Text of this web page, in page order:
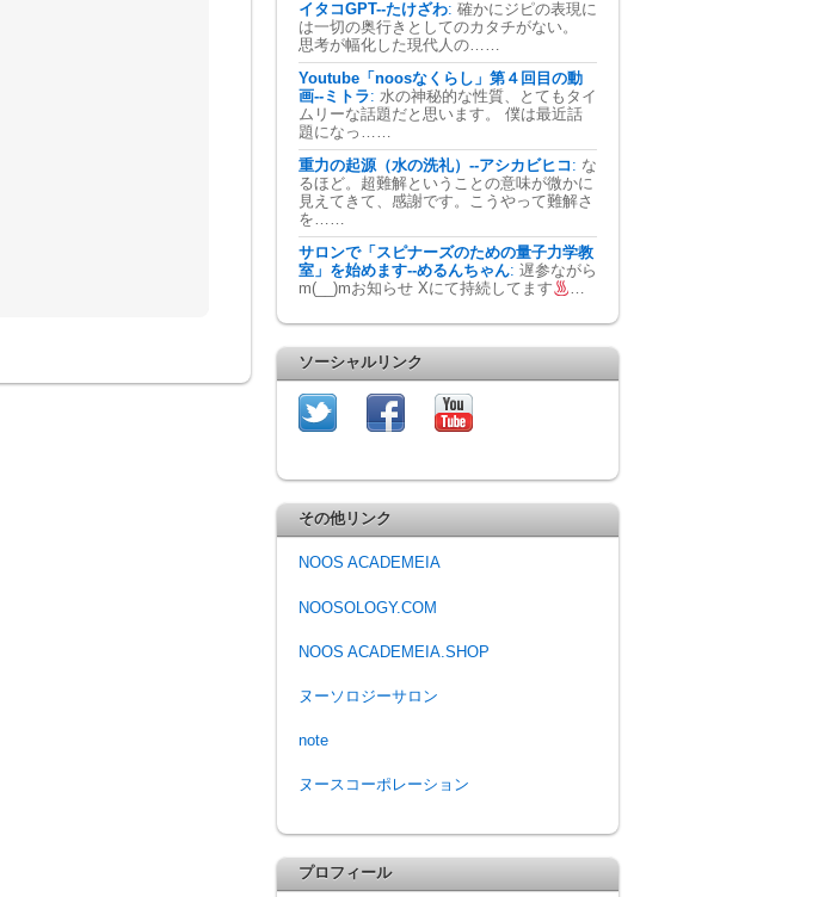
イタコGPT--たけざわ: 確かにジピの表現に
は一切の奥行きとしてのカタチがない。
思考が幅化した現代人の……
Youtube「noosなくらし」第４回目の動
画--ミトラ: 水の神秘的な性質、とてもタイ
ムリーな話題だと思います。 僕は最近話
題になっ……
重力の起源（水の洗礼）--アシカビヒコ : な
るほど。超難解ということの意味が微かに
見えてきて、感謝です。こうやって難解さ
を……
サロンで「スピナーズのための量子力学教
室」を始めます--めるんちゃん: 遅参ながら
m(__)mお知らせ Xにて持続してます
…
ソーシャルリンク
その他リンク
NOOS ACADEMEIA
NOOSOLOGY.COM
NOOS ACADEMEIA.SHOP
ヌーソロジーサロン
note
ヌースコーポレーション
プロフィール